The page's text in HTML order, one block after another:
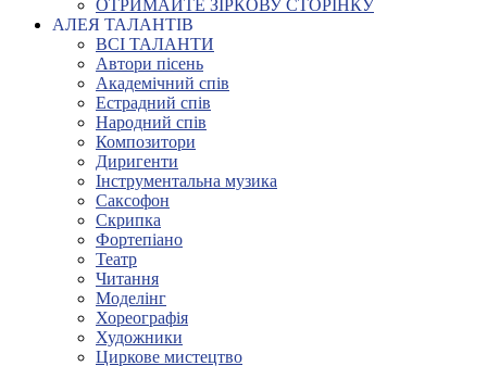
ОТРИМАЙТЕ ЗІРКОВУ СТОРІНКУ
АЛЕЯ ТАЛАНТІВ
ВСІ ТАЛАНТИ
Автори пісень
Академічний спів
Естрадний спів
Народний спів
Композитори
Диригенти
Інструментальна музика
Саксофон
Скрипка
Фортепіано
Театр
Читання
Моделінг
Хореографія
Художники
Циркове мистецтво